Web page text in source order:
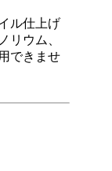
ル仕上げ
リウム、
できませ